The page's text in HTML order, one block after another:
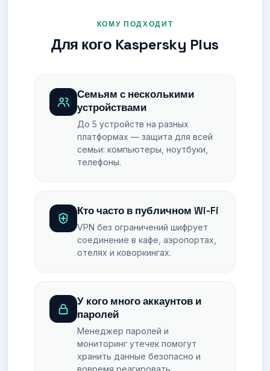
КОМУ ПОДХОДИТ
Для кого Kaspersky Plus
Семьям с несколькими
устройствами
До 5 устройств на разных
платформах — защита для всей
семьи: компьютеры, ноутбуки,
телефоны.
Кто часто в публичном Wi-Fi
VPN без ограничений шифрует
соединение в кафе, аэропортах,
отелях и коворкингах.
У кого много аккаунтов и
паролей
Менеджер паролей и
мониторинг утечек помогут
хранить данные безопасно и
вовремя реагировать.